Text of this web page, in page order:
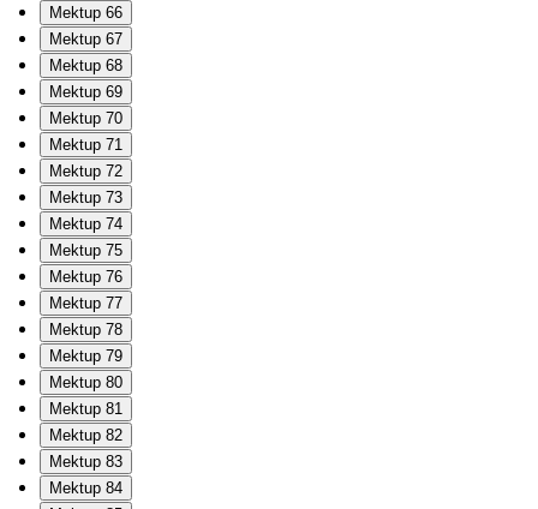
Mektup 66
Mektup 67
Mektup 68
Mektup 69
Mektup 70
Mektup 71
Mektup 72
Mektup 73
Mektup 74
Mektup 75
Mektup 76
Mektup 77
Mektup 78
Mektup 79
Mektup 80
Mektup 81
Mektup 82
Mektup 83
Mektup 84